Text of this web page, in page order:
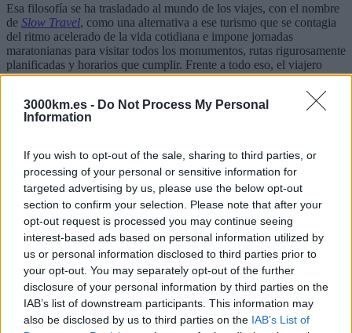
3000km.es - Do Not Process My Personal
Information
If you wish to opt-out of the sale, sharing to third parties, or
processing of your personal or sensitive information for
targeted advertising by us, please use the below opt-out
section to confirm your selection. Please note that after your
opt-out request is processed you may continue seeing
interest-based ads based on personal information utilized by
us or personal information disclosed to third parties prior to
your opt-out. You may separately opt-out of the further
disclosure of your personal information by third parties on the
IAB’s list of downstream participants. This information may
also be disclosed by us to third parties on the IAB’s List of
Esa filosofía se ha trasladado al mundo de los viajes, con el nombre
de Slow Travel, como una alternativa a ese turismo que se contagia
del ritmo acelerado de la vida cotidiana e impone jornadas
maratonianas para visitar todos los monumentos, rutas rigurosamente
planificadas y horarios que cumplir. Frente a todo eso, el viajero
slowse toma el tiempo necesario para conocer el destino y
experimentar la cultura local; prefiere explorar una ciudad que visitar
cuatro.
Los fundamentos delSlow Travel
Viajar lento significa, para empezar,no tener ninguna prisa
ello, es fundamental elegir un destino acorde al número de días que
tenemos y definir unos objetivos que no sean demasiado estrictos.
Podemos planificar, siempre y cuando dejemos un amplio margen
para la improvisación.